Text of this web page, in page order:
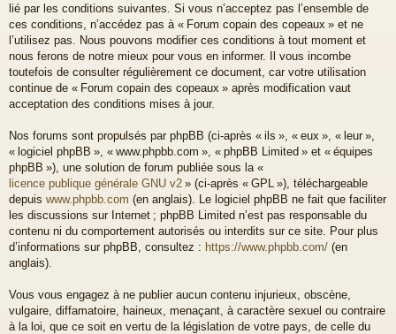
lié par les conditions suivantes. Si vous n’acceptez pas l’ensemble de
ces conditions, n’accédez pas à « Forum copain des copeaux » et ne
l’utilisez pas. Nous pouvons modifier ces conditions à tout moment et
nous ferons de notre mieux pour vous en informer. Il vous incombe
toutefois de consulter régulièrement ce document, car votre utilisation
continue de « Forum copain des copeaux » après modification vaut
acceptation des conditions mises à jour.
Nos forums sont propulsés par phpBB (ci-après « ils », « eux », « leur »,
« logiciel phpBB », « www.phpbb.com », « phpBB Limited » et « équipes
phpBB »), une solution de forum publiée sous la «
licence publique générale GNU v2 » (ci-après « GPL »), téléchargeable
depuis www.phpbb.com (en anglais). Le logiciel phpBB ne fait que faciliter
les discussions sur Internet ; phpBB Limited n’est pas responsable du
contenu ni du comportement autorisés ou interdits sur ce site. Pour plus
d’informations sur phpBB, consultez : https://www.phpbb.com/ (en
anglais).
Vous vous engagez à ne publier aucun contenu injurieux, obscène,
vulgaire, diffamatoire, haineux, menaçant, à caractère sexuel ou contraire
à la loi, que ce soit en vertu de la législation de votre pays, de celle du